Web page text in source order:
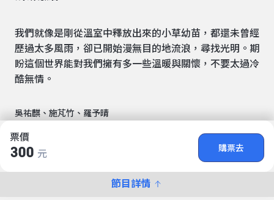
票價
300 元
購票去
節目詳情
我們就像是剛從溫室中釋放出來的小草幼苗，都還未曾經
歷過太多風雨，卻已開始漫無目的地流浪，尋找光明。期
盼這個世界能對我們擁有多一些溫暖與關懷，不要太過冷
酷無情。
吳祐麒、施芃竹、羅予晴